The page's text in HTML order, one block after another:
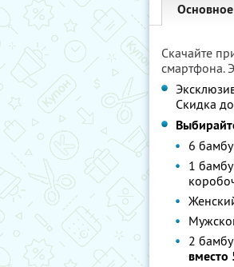
Основное
Скачайте
смартфона.
Скидка
6
1
2
вместо